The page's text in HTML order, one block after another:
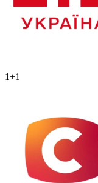
1+1